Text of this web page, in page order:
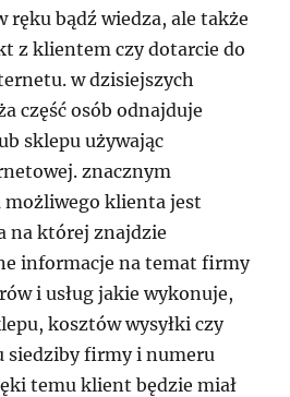
ręku bądź wiedza, ale także
z klientem czy dotarcie do
w dzisiejszych
część osób odnajduje
sklepu używając
znacznym
możliwego klienta jest
na której znajdzie
informacje na temat firmy
i usług jakie wykonuje,
kosztów wysyłki czy
siedziby firmy i numeru
temu klient będzie miał